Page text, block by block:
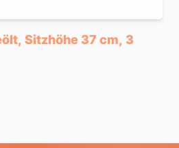
Sitzhöhe 37 cm, 3